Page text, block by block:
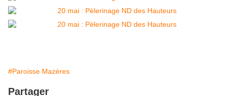
#Paroisse Mazères
Partager